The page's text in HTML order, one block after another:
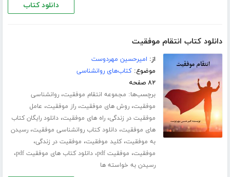
دانلود کتاب
دانلود کتاب انتقام موفقیت
از: امیرحسین مهردوست
موضوع:کتاب‌های روانشناسی
۸۲ صفحه
برچسب‌ها: مجموعه انتقام موفقیت،روانشناسی
موفقیت،روش های موفقیت،راز موفقیت، عامل
موفقیت در زندگی،راه های موفقیت،دانلود رایگان کتاب
های موفقیت،دانلود کتاب روانشناسی موفقیت،رسیدن
به موفقیت،کلید موفقیت، موفقیت در زندگی،
موفقیت، موفقیت pdf ،دانلود کتاب های موفقیت pdf ،
رسیدن به خواسته ها